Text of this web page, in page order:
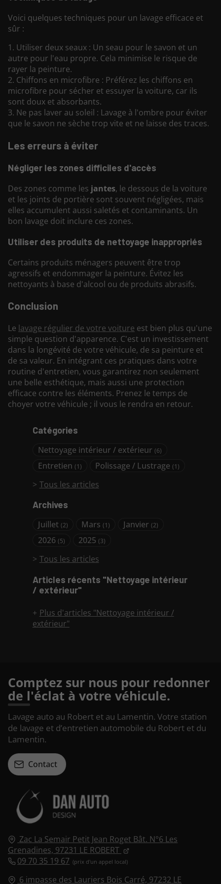
Catégories
Nettoyage intérieur / extérieur (6)
Entretien (1) Polissage / Lustrage(1)
Tous les articles
Archives
Juillet (2) Mars(1) Janvier(2)
2026 (5) 2025(3)
Tous les articles
Articles récents "Nettoyage intérieur
/ extérieur"
Plus d'articles "Nettoyage intérieur /
extérieur"
Voici quelques techniques pour un lavage efficace et
sûr :
1. Utiliser deux seaux : Un seau pour le savon et un
autre pour l'eau propre. Cela minimise le risque de
rayer la peinture.
2. Chiffons en microfibre : Préférez les chiffons en
microfibre pour sécher et essuyer la voiture, car ils
sont doux et absorbants.
3. Ne pas laver au soleil : Lavage à l'ombre pour éviter
que le savon ne sèche trop vite et ne laisse des traces.
Les erreurs à éviter
Négliger les zones difficiles d'accès
Des zones comme les jantes, le dessous de la voiture
et les joints de portière sont souvent négligées, mais
elles accumulent aussi saletés et contaminants. Un
bon lavage doit inclure ces zones.
Utiliser des produits de nettoyage inappropriés
Certains produits ménagers peuvent être trop
agressifs et endommager la peinture. Évitez les
nettoyants à base d'alcool ou de produits abrasifs.
Conclusion
Le lavage régulier de votre voiture est bien plus qu'une
simple question d'apparence. C'est un investissement
dans la longévité de votre véhicule, de sa peinture et
de sa valeur. En intégrant ces pratiques dans votre
routine d'entretien, vous garantirez non seulement
une belle esthétique, mais aussi une protection
efficace contre les éléments. Prenez le temps de
choyer votre véhicule ; il vous le rendra en retour.
Zac La Semair Petit Jean Roget Bât. N°6 Les
Grenadines, 97231 LE ROBERT
09 70 35 19 67
6 impasse des Lauriers Bois Carré, 97232 LE
Comptez sur nous pour redonner
de l'éclat à votre véhicule.
Lavage auto au Robert et au Lamentin. Votre station
de lavage et d’entretien automobile du Robert et du
Lamentin.
Contact